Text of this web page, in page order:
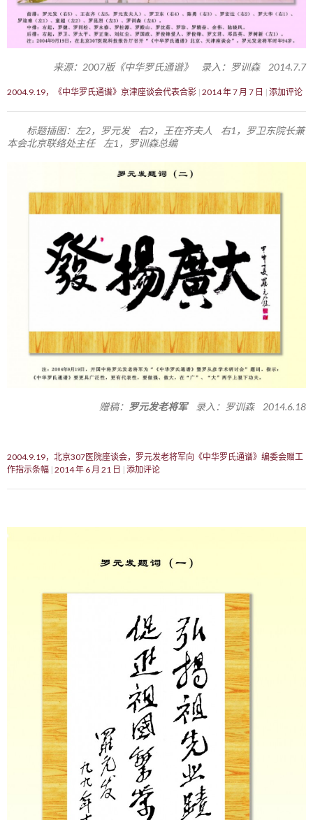
来源：2007版《中华罗氏通谱》 录入：罗训森 2014.7.7
2004.9.19，《中华罗氏通谱》京津座谈会代表合影 2014 年 7 月 7 日 添加评论
标题插图：左2，罗元发 右2，王在齐夫人 右1，罗卫东院长兼
本会北京联络处主任 左1，罗训森总编
赠稿： 罗元发老将军录入：罗训森 2014.6.18
2004.9.19，北京307医院座谈会，罗元发老将军向《中华罗氏通谱》编委会赠工
作指示条幅 2014 年 6 月 21 日 添加评论